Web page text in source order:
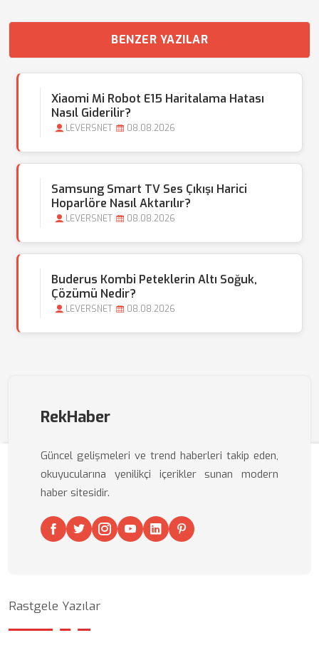
BENZER YAZILAR
Xiaomi Mi Robot E15 Haritalama Hatası
Nasıl Giderilir?
LEVERSNET 08.08.2026
Samsung Smart TV Ses Çıkışı Harici
Hoparlöre Nasıl Aktarılır?
LEVERSNET 08.08.2026
Buderus Kombi Peteklerin Altı Soğuk,
Çözümü Nedir?
LEVERSNET 08.08.2026
RekHaber
Güncel gelişmeleri ve trend haberleri takip eden,
okuyucularına yenilikçi içerikler sunan modern
haber sitesidir.
Rastgele Yazılar